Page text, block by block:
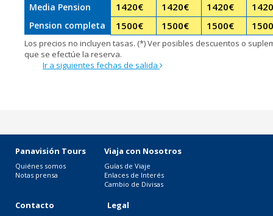
Media Pension
1420€ 1420€ 1420€ 1420
Pension completa 1500€ 1500€ 1500€ 1500
Los precios no incluyen tasas. (*) Ver posibles descuentos o
que se efectúe la reserva.
Ir a siguientes fechas de salida
Panavisión Tours
Quiénes somos
Notas prensa
Viaja con Nosotros
Guías de Viaje
Enlaces de Interés
Cambio de Divisas
Contacto Legal